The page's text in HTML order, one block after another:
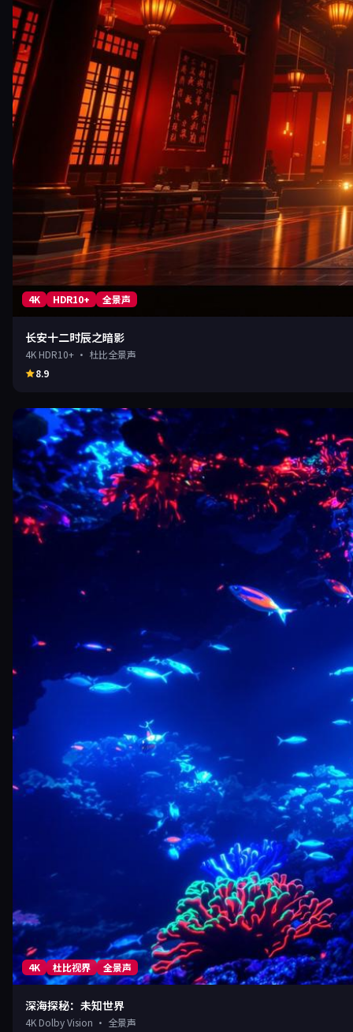
4K HDR10+ 全景声
长安十二时辰之暗影
4K HDR10+ · 杜比全景声
8.9
4K 杜比视界 全景声
深海探秘：未知世界
4K Dolby Vision · 全景声